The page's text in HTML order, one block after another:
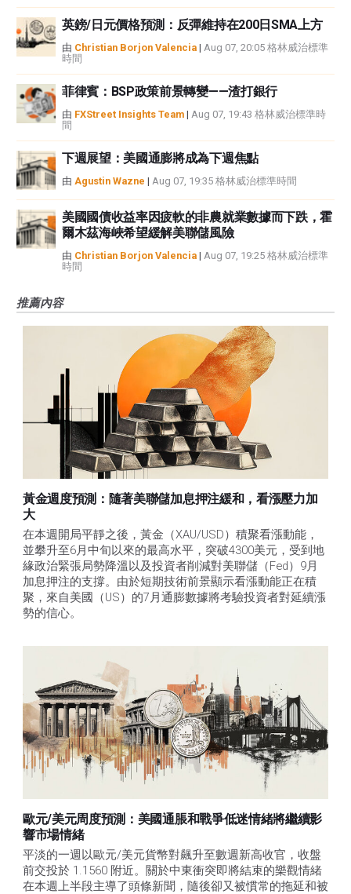
英鎊/日元價格預測：反彈維持在200日SMA上方
由 Christian Borjon Valencia | Aug 07, 20:05 格林威治標準
時間
菲律賓：BSP政策前景轉變——渣打銀行
由 FXStreet Insights Team | Aug 07, 19:43 格林威治標準時
間
下週展望：美國通膨將成為下週焦點
由 Agustin Wazne | Aug 07, 19:35 格林威治標準時間
美國國債收益率因疲軟的非農就業數據而下跌，霍
爾木茲海峽希望緩解美聯儲風險
由 Christian Borjon Valencia | Aug 07, 19:25 格林威治標準
時間
推薦內容
黃金週度預測：隨著美聯儲加息押注緩和，看漲壓力加
大
在本週開局平靜之後，黃金（XAU/USD）積聚看漲動能，
並攀升至6月中旬以來的最高水平，突破4300美元，受到地
緣政治緊張局勢降溫以及投資者削減對美聯儲（Fed）9月
加息押注的支撐。由於短期技術前景顯示看漲動能正在積
聚，來自美國（US）的7月通膨數據將考驗投資者對延續漲
勢的信心。
歐元/美元周度預測：美國通脹和戰爭低迷情緒將繼續影
響市場情緒
平淡的一週以歐元/美元貨幣對飆升至數週新高收官，收盤
前交投於 1.1560 附近。關於中東衝突即將結束的樂觀情緒
在本週上半段主導了頭條新聞，隨後卻又被慣常的拖延和被